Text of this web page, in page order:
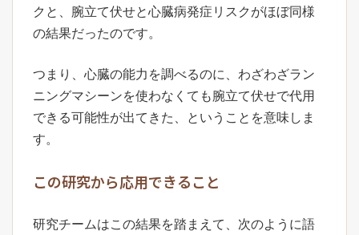
クと、腕立て伏せと心臓病発症リスクがほぼ同様
の結果だったのです。
つまり、心臓の能力を調べるのに、わざわざラン
ニングマシーンを使わなくても腕立て伏せで代用
できる可能性が出てきた、ということを意味しま
す。
この研究から応用できること
研究チームはこの結果を踏まえて、次のように語